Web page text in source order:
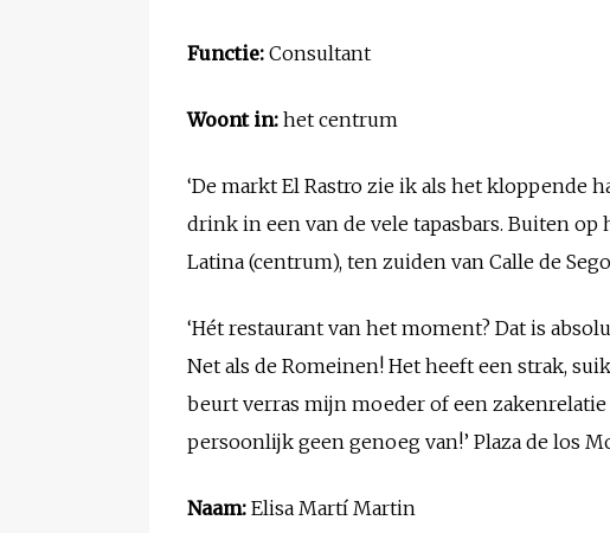
Functie: Consultant
Woont in: het centrum
‘De markt El Rastro zie ik als het kloppende
drink in een van de vele tapasbars. Buiten
Latina (centrum), ten zuiden van Calle de
‘Hét restaurant van het moment? Dat is
Net als de Romeinen! Het heeft een strak,
beurt verras mijn moeder of een
persoonlijk geen genoeg van!’ Plaza de los
Naam: Elisa Martí Martin